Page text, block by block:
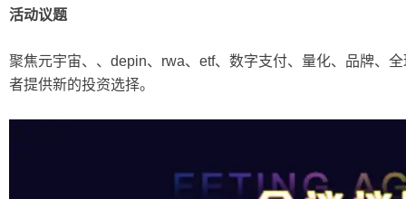
活动议题
聚焦元宇宙、 、depin、rwa、etf、数字支付、量化、品牌、
者提供新的投资选择。